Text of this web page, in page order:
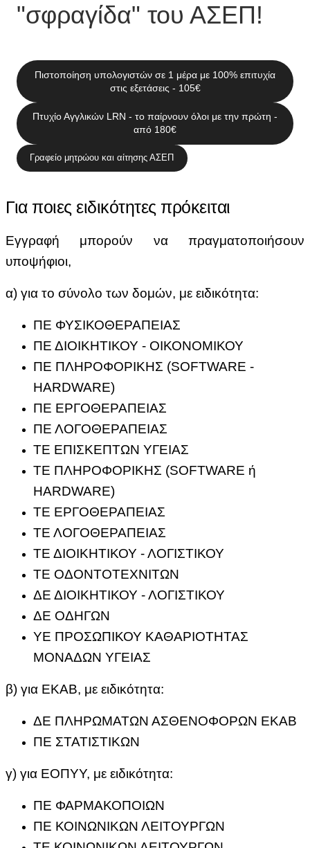
"σφραγίδα" του ΑΣΕΠ!
Πιστοποίηση υπολογιστών σε 1 μέρα με 100% επιτυχία
στις εξετάσεις - 105€
Πτυχίο Αγγλικών LRN - το παίρνουν όλοι με την πρώτη -
από 180€
Γραφείο μητρώου και αίτησης ΑΣΕΠ
Για ποιες ειδικότητες πρόκειται
Εγγραφή μπορούν να πραγματοποιήσουν
υποψήφιοι,
α) για το σύνολο των δομών, με ειδικότητα:
ΠΕ ΦΥΣΙΚΟΘΕΡΑΠΕΙΑΣ
ΠΕ ΔΙΟΙΚΗΤΙΚΟΥ - ΟΙΚΟΝΟΜΙΚΟΥ
ΠΕ ΠΛΗΡΟΦΟΡΙΚΗΣ (SOFTWARE -
HARDWARE)
ΠΕ ΕΡΓΟΘΕΡΑΠΕΙΑΣ
ΠΕ ΛΟΓΟΘΕΡΑΠΕΙΑΣ
ΤΕ ΕΠΙΣΚΕΠΤΩΝ ΥΓΕΙΑΣ
ΤΕ ΠΛΗΡΟΦΟΡΙΚΗΣ (SOFTWARE ή
HARDWARE)
ΤΕ ΕΡΓΟΘΕΡΑΠΕΙΑΣ
ΤΕ ΛΟΓΟΘΕΡΑΠΕΙΑΣ
ΤΕ ΔΙΟΙΚΗΤΙΚΟΥ - ΛΟΓΙΣΤΙΚΟΥ
ΤΕ ΟΔΟΝΤΟΤΕΧΝΙΤΩΝ
ΔΕ ΔΙΟΙΚΗΤΙΚΟΥ - ΛΟΓΙΣΤΙΚΟΥ
ΔΕ ΟΔΗΓΩΝ
ΥΕ ΠΡΟΣΩΠΙΚΟΥ ΚΑΘΑΡΙΟΤΗΤΑΣ
ΜΟΝΑΔΩΝ ΥΓΕΙΑΣ
β) για ΕΚΑΒ, με ειδικότητα:
ΔΕ ΠΛΗΡΩΜΑΤΩΝ ΑΣΘΕΝΟΦΟΡΩΝ ΕΚΑΒ
ΠΕ ΣΤΑΤΙΣΤΙΚΩΝ
γ) για ΕΟΠΥΥ, με ειδικότητα:
ΠΕ ΦΑΡΜΑΚΟΠΟΙΩΝ
ΠΕ ΚΟΙΝΩΝΙΚΩΝ ΛΕΙΤΟΥΡΓΩΝ